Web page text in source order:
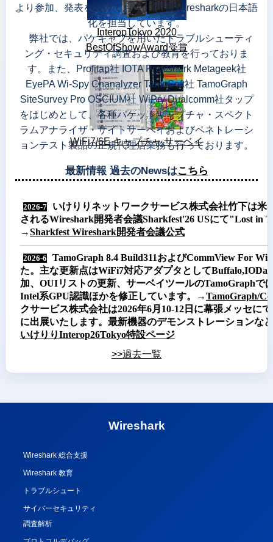
InteropTokyo 2020
BestOfShowAward受賞
WiFi7/6E キャプチャ サーベイ
より参加、発表を続けており、QT版Wiresharkの日本語
化を担当しています。
弊社では、パケキャプを用いたトラブルシューティ
ング・セキュリティ調査および教育を行っておりま
す。また、Profitap社 IOTA ProfiShark Metageek社
EyePA Wi-Spy Chanalyzer TamoSoft社 TamoGraph
SiteSurvey Pro OSCIUM社 WiPry Dualcomm社タップ
をはじめとして、各種パケットキャプチャ・スペクト
ラムアナライザ・サイトサーベイおよびペネトレーシ
ョンテスト製品の正規代理店業務も行っております。
最新情報 過去のNewsはこちら
>>過去一覧
Wireshark
Wireshark 総合支援
Wireshark 教育
トラブルシュート
サイバーセキュリティ
調査解析